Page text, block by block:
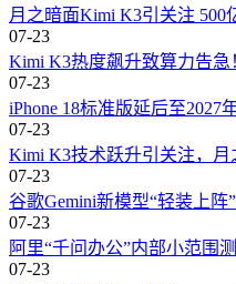
月之暗面Kimi K3引关注 500
07-23
Kimi K3热度飙升致算力告
07-23
iPhone 18标准版延后至2027
07-23
Kimi K3技术跃升引关注，月
07-23
谷歌Gemini新模型“轻装上
07-23
阿里“千问办公”内部小范围
07-23